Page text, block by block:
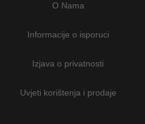
O Nama
Informacije o isporuci
Izjava o privatnosti
Uvjeti korištenja i prodaje